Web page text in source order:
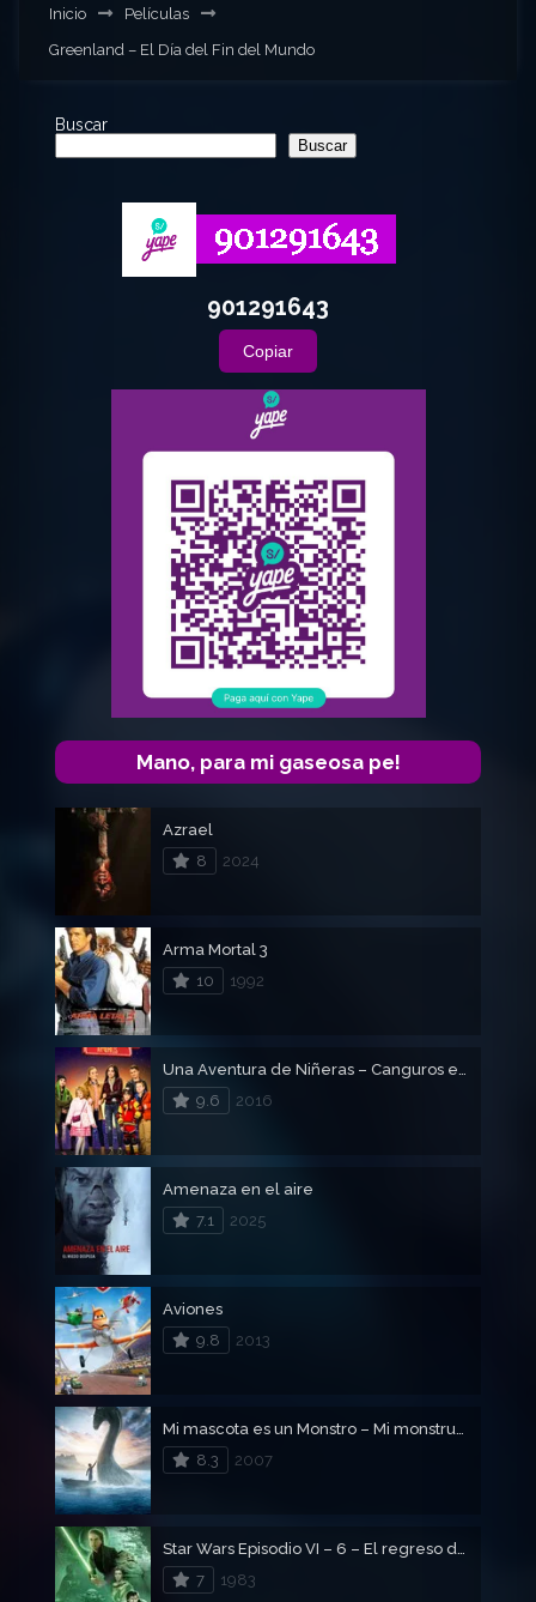
Inicio
Películas
Greenland – El Día del Fin del Mundo
Buscar
Buscar
901291643
Copiar
Mano, para mi gaseosa pe!
Azrael
8
2024
Arma Mortal 3
10
1992
Una Aventura de Niñeras – Canguros en apuros
9.6
2016
Amenaza en el aire
7.1
2025
Aviones
9.8
2013
Mi mascota es un Monstro – Mi monstruo y yo
8.3
2007
Star Wars Episodio VI – 6 – El regreso del Jedi
7
1983